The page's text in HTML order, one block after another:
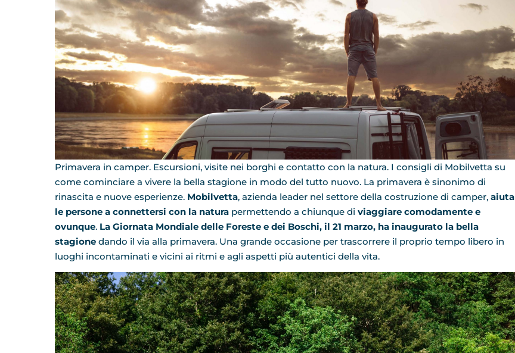
Primavera in camper. Escursioni, visite nei borghi e contatto con la natura. I consigli di Mobilvetta su
come cominciare a vivere la bella stagione in modo del tutto nuovo. La primavera è sinonimo di
rinascita e nuove esperienze. Mobilvetta, azienda leader nel settore della costruzione di camper, aiuta
le persone a connettersi con la natura permettendo a chiunque di viaggiare comodamente e
ovunque. La Giornata Mondiale delle Foreste e dei Boschi, il 21 marzo, ha inaugurato la bella
stagione dando il via alla primavera. Una grande occasione per trascorrere il proprio tempo libero in
luoghi incontaminati e vicini ai ritmi e agli aspetti più autentici della vita.